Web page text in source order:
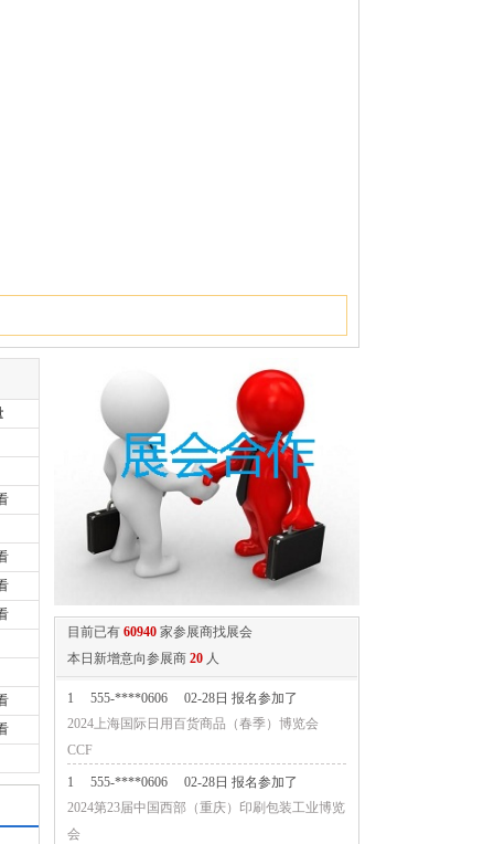
目前已有 60940 家参展商找展会
本日新增意向参展商 20 人
1 555-****0606
02-28日 报名参加了
2024上海国际日用百货商品（春季）博览会
CCF
1 555-****0606
02-28日 报名参加了
2024第23届中国西部（重庆）印刷包装工业博览
会